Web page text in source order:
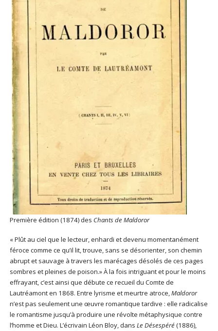
Première édition (1874) des Chants de Maldoror
« Plût au ciel que le lecteur, enhardi et devenu momentanément
féroce comme ce qu’il lit, trouve, sans se désorienter, son chemin
abrupt et sauvage à travers les marécages désolés de ces pages
sombres et pleines de poison.» À la fois intriguant et pour le moins
effrayant, c’est ainsi que débute ce recueil du Comte de
Lautréamont en 1868. Entre lyrisme et meurtre atroce,Maldoror
n’est pas seulement une œuvre romantique tardive : elle radicalise
le romantisme jusqu’à produire une révolte métaphysique contre
l’homme et Dieu. L’écrivain Léon Bloy, dans Le Désespéré(1886),